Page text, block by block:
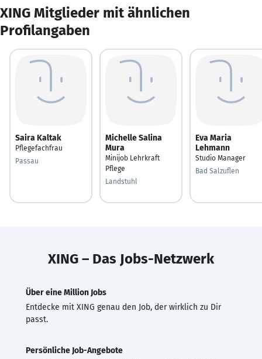
XING Mitglieder mit ähnlichen
Profilangaben
Saira Kaltak
Pflegefachfrau
Passau
Michelle Salina
Mura
Minijob Lehrkraft
Pflege
Landstuhl
Eva Maria
Lehmann
Studio Manager
Bad Salzuflen
XING – Das Jobs-Netzwerk
Über eine Million Jobs
Entdecke mit XING genau den Job, der wirklich zu Dir
passt.
Persönliche Job-Angebote